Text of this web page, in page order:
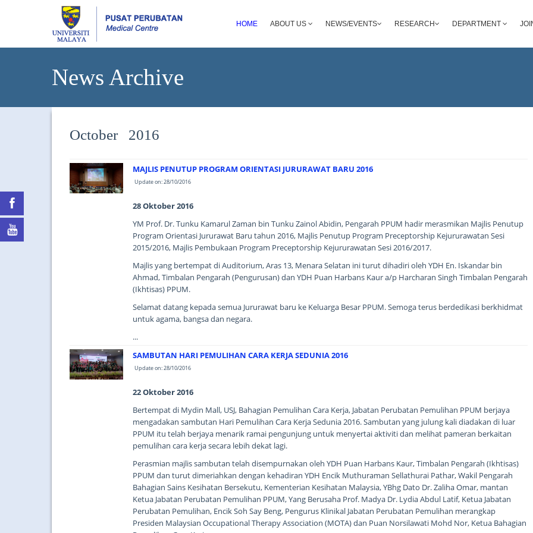
HOME ABOUT US NEWS/EVENTS RESEARCH DEPARTMENT
News Archive
October 2016
MAJLIS PENUTUP PROGRAM ORIENTASI JURURAWAT BARU 2016
Update on: 28/10/2016
28 Oktober 2016
YM Prof. Dr. Tunku Kamarul Zaman bin Tunku Zainol Abidin, Pengarah PPUM hadir merasmikan Majlis Penutup
Program Orientasi Jururawat Baru tahun 2016, Majlis Penutup Program Preceptorship Kejururawatan Sesi
2015/2016, Majlis Pembukaan Program Preceptorship Kejururawatan Sesi 2016/2017.
Majlis yang bertempat di Auditorium, Aras 13, Menara Selatan ini turut dihadiri oleh YDH En. Iskandar bin
Ahmad, Timbalan Pengarah (Pengurusan) dan YDH Puan Harbans Kaur a/p Harcharan Singh Timbalan Pengarah
(Ikhtisas) PPUM.
Selamat datang kepada semua Jururawat baru ke Keluarga Besar PPUM. Semoga terus berdedikasi berkhidmat
untuk agama, bangsa dan negara.
...
SAMBUTAN HARI PEMULIHAN CARA KERJA SEDUNIA 2016
Update on: 28/10/2016
22 Oktober 2016
Bertempat di Mydin Mall, USJ, Bahagian Pemulihan Cara Kerja, Jabatan Perubatan Pemulihan PPUM berjaya
mengadakan sambutan Hari Pemulihan Cara Kerja Sedunia 2016. Sambutan yang julung kali diadakan di luar
PPUM itu telah berjaya menarik ramai pengunjung untuk menyertai aktiviti dan melihat pameran berkaitan
pemulihan cara kerja secara lebih dekat lagi.
Perasmian majlis sambutan telah disempurnakan oleh YDH Puan Harbans Kaur, Timbalan Pengarah (Ikhtisas)
PPUM dan turut dimeriahkan dengan kehadiran YDH Encik Muthuraman Sellathurai Pathar, Wakil Pengarah
Bahagian Sains Kesihatan Bersekutu, Kementerian Kesihatan Malaysia, YBhg Dato Dr. Zaliha Omar, mantan
Ketua Jabatan Perubatan Pemulihan PPUM, Yang Berusaha Prof. Madya Dr. Lydia Abdul Latif, Ketua Jabatan
Perubatan Pemulihan, Encik Soh Say Beng, Pengurus Klinikal Jabatan Perubatan Pemulihan merangkap
Presiden Malaysian Occupational Therapy Association (MOTA) dan Puan Norsilawati Mohd Nor, Ketua Bahagian